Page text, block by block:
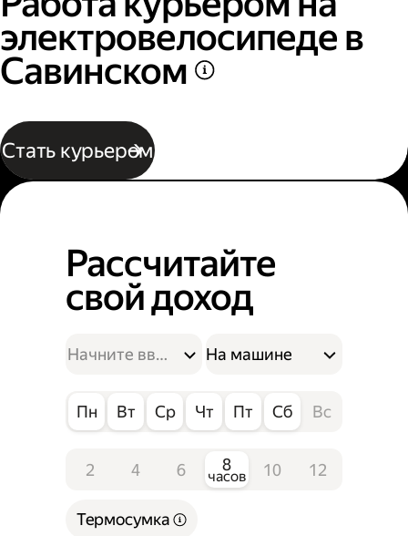
электровелосипеде в
Савинском
Стать курьером
Рассчитайте
свой доход
На машине
Пн Вт Ср Чт Пт Сб Вс
2 4 6 8
часов 10 12
Термосумка